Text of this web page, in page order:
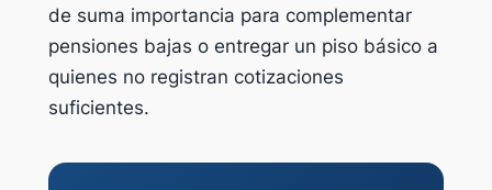
de suma importancia para complementar
pensiones bajas o entregar un piso básico a
quienes no registran cotizaciones
suficientes.